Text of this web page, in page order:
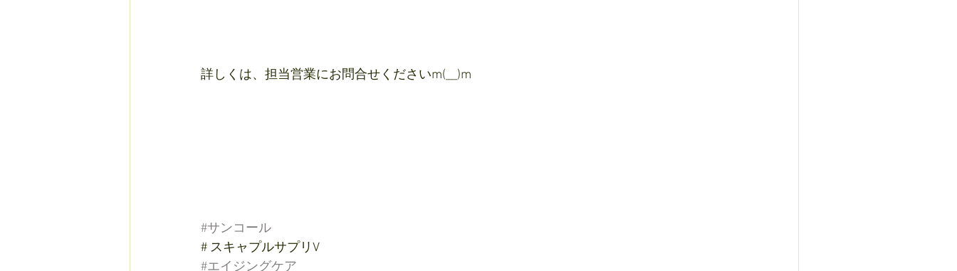
詳しくは、担当営業にお問合せくださいm(__)m
#サンコール
# スキャプルサプリV
#エイジングケア